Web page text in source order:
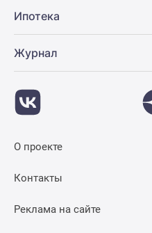
Ипотека
Журнал
О проекте
Контакты
Реклама на сайте